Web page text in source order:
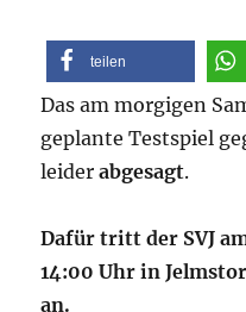
teilen
Das am morgigen
geplante Testspiel
leiderabgesagt.
Dafür tritt der SVJ
14:00 Uhr in
an.